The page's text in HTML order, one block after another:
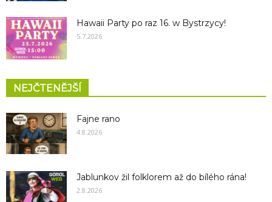
Hawaii Party po raz 16. w Bystrzycy!
5.7.2026
NEJČTENĚJŠÍ
Fajne rano
4.8.2026
Jablunkov žil folklorem až do bílého rána!
2.8.2026